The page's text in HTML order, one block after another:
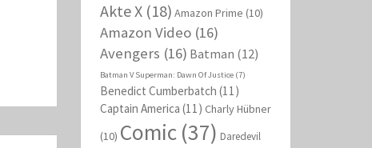
Akte X(18) Amazon Prime (10)
Amazon Video(16)
Avengers (16) Batman (12)
Batman V Superman: Dawn Of Justice(7)
Benedict Cumberbatch (11)
Captain America (11) Charly Hübner
(10) Comic(37) Daredevil